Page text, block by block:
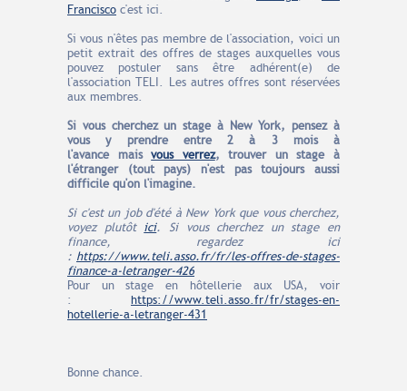
Francisco c'est ici.
Si vous n'êtes pas membre de l'association, voici un
petit extrait des offres de stages auxquelles vous
pouvez postuler sans être adhérent(e) de
l'association TELI. Les autres offres sont réservées
aux membres.
Si vous cherchez un stage à New York, pensez à
vous y prendre entre 2 à 3 mois à
l'avance maisvous verrez, trouver un stage à
l'étranger (tout pays) n'est pas toujours aussi
difficile qu'on l'imagine.
Si c'est un job d'été à New York que vous cherchez,
voyez plutôt ici. Si vous cherchez un stage en
finance, regardez ici
: https://www.teli.asso.fr/fr/les-offres-de-stages-
finance-a-letranger-426
Pour un stage en hôtellerie aux USA, voir
: https://www.teli.asso.fr/fr/stages-en-
hotellerie-a-letranger-431
Bonne chance.